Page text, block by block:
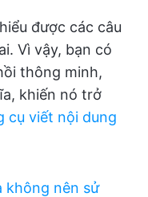
được các câu
Vì vậy, bạn có
thông minh,
khiến nó trở
cụ viết nội dung
không nên sử